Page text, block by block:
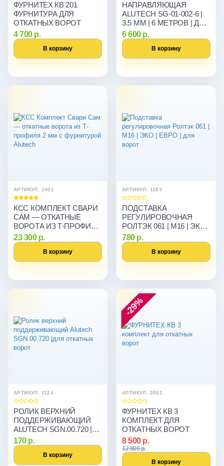
ФУРНИТЕХ КВ 201
ФУРНИТУРА ДЛЯ
ОТКАТНЫХ ВОРОТ
4 700 р.
В корзину
НАПРАВЛЯЮЩАЯ
ALUTECH SG-01-002-6 |
3.5 ММ | 6 МЕТРОВ | ДЛЯ
ОТКАТНЫХ ВОРОТ
6 600 р.
В корзину
АРТИКУЛ: 1001
КСС КОМПЛЕКТ СВАРИ
САМ — ОТКАТНЫЕ
ВОРОТА ИЗ Т-ПРОФИЛЯ
2 ММ С ФУРНИТУРОЙ
ALUTECH
23 300 р.
В корзину
АРТИКУЛ: 1183
ПОДСТАВКА
РЕГУЛИРОВОЧНАЯ
РОЛТЭК 061 | М16 | ЭКО |
ЕВРО | ДЛЯ ВОРОТ
780 р.
В корзину
АРТИКУЛ: 1124
РОЛИК ВЕРХНИЙ
ПОДДЕРЖИВАЮЩИЙ
ALUTECH SGN.00.720 |
ДЛЯ ОТКАТНЫХ ВОРОТ
170 р.
В корзину
-29%
АРТИКУЛ: 2021
ФУРНИТЕХ КВ 3
КОМПЛЕКТ ДЛЯ
ОТКАТНЫХ ВОРОТ
8 500 р.
12 000 р.
В корзину